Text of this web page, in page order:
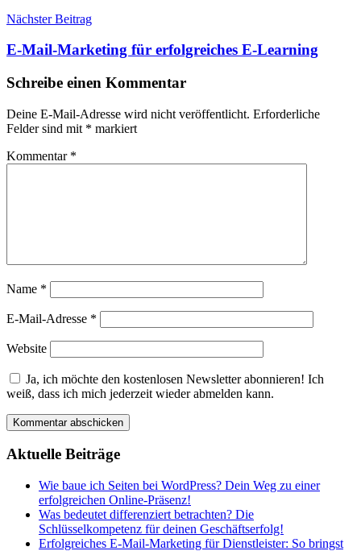
Nächster Beitrag
E-Mail-Marketing für erfolgreiches E-Learning
Schreibe einen Kommentar
Deine E-Mail-Adresse wird nicht veröffentlicht. Erforderliche
Felder sind mit * markiert
Kommentar *
Name *
E-Mail-Adresse *
Website
Ja, ich möchte den kostenlosen Newsletter abonnieren! Ich
weiß, dass ich mich jederzeit wieder abmelden kann.
Aktuelle Beiträge
Wie baue ich Seiten bei WordPress? Dein Weg zu einer
erfolgreichen Online-Präsenz!
Was bedeutet differenziert betrachten? Die
Schlüsselkompetenz für deinen Geschäftserfolg!
Erfolgreiches E-Mail-Marketing für Dienstleister: So bringst